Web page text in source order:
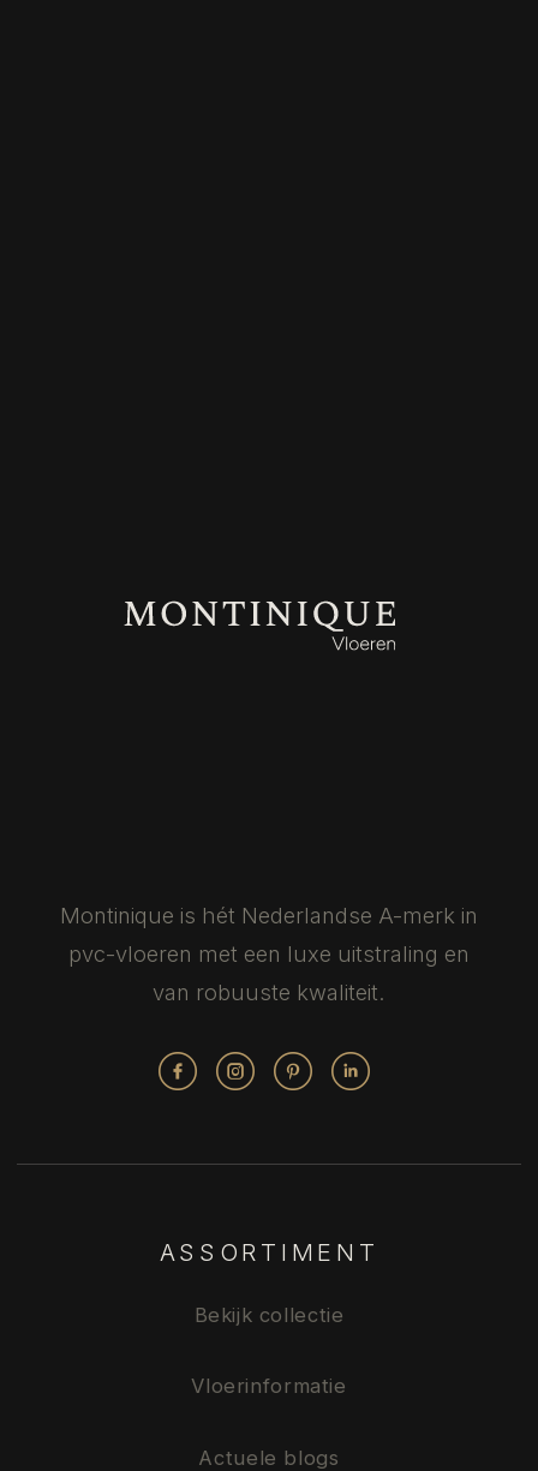
Montinique is hét Nederlandse A-merk in
pvc-vloeren met een luxe uitstraling en
van robuuste kwaliteit.
ASSORTIMENT
Bekijk collectie
Vloerinformatie
Actuele blogs